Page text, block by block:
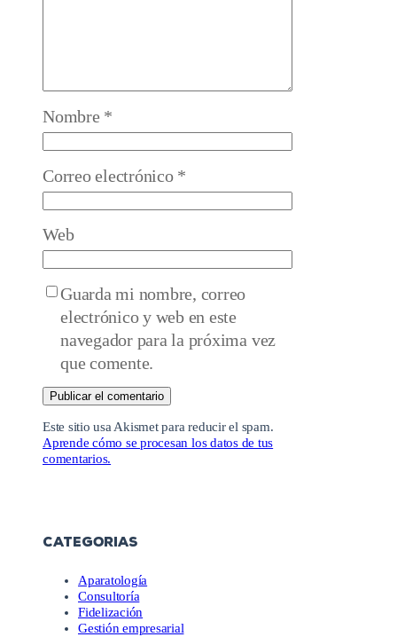
Nombre *
Correo electrónico *
Web
Guarda mi nombre, correo
electrónico y web en este
navegador para la próxima vez
que comente.
Este sitio usa Akismet para reducir el spam.
Aprende cómo se procesan los datos de tus
comentarios.
CATEGORIAS
Aparatología
Consultoría
Fidelización
Gestión empresarial